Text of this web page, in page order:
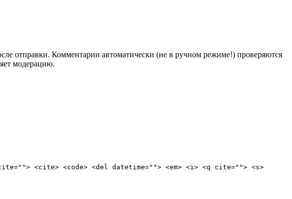
отправки. Комментарии автоматически (не в ручном режиме!) проверяются
модерацию.
<cite> <code> <del datetime=""> <em> <i> <q cite=""> <s>